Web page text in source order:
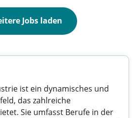
Jobs laden
ist ein dynamisches und
das zahlreiche
Sie umfasst Berufe in der